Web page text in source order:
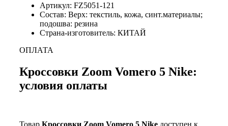
Артикул: FZ5051-121
Состав: Верх: текстиль, кожа, синт.материалы;
подошва: резина
Страна-изготовитель: КИТАЙ
ОПЛАТА
Кроссовки Zoom Vomero 5 Nike:
условия оплаты